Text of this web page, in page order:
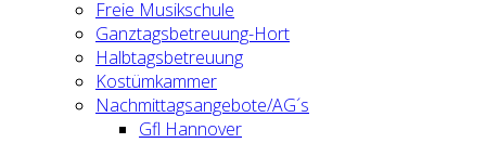
Freie Musikschule
Ganztagsbetreuung-Hort
Halbtagsbetreuung
Kostümkammer
Nachmittagsangebote/AG´s
Gfl Hannover